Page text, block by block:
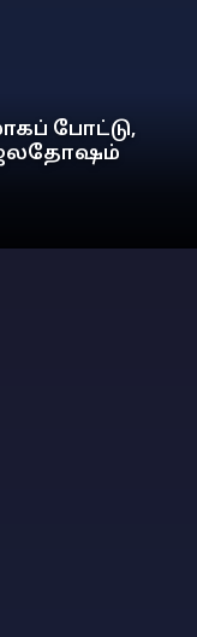
போட்டு,
ஜலதோஷம்